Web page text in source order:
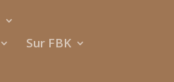
Sur FBK